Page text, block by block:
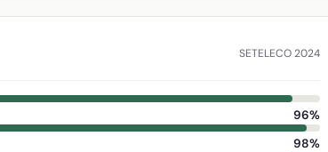
SETELECO 2024
96%
98%